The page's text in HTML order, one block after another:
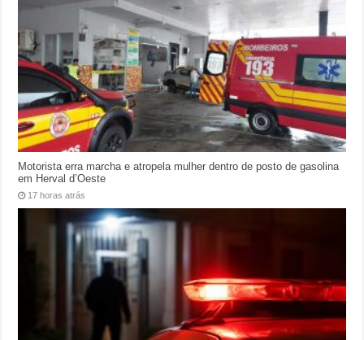
Motorista erra marcha e atropela mulher dentro de posto de gasolina
em Herval d’Oeste
17 horas atrás